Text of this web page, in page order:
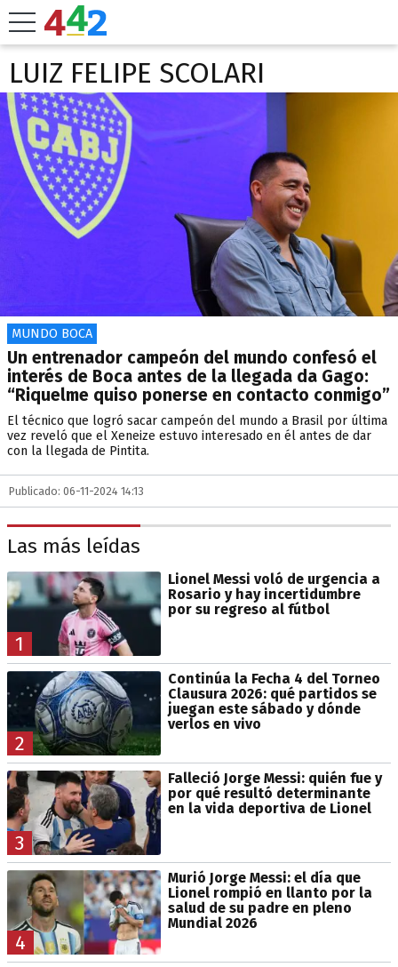
LUIZ FELIPE SCOLARI
MUNDO BOCA
Un entrenador campeón del mundo confesó el
interés de Boca antes de la llegada da Gago:
“Riquelme quiso ponerse en contacto conmigo”
El técnico que logró sacar campeón del mundo a Brasil por última
vez reveló que el Xeneize estuvo interesado en él antes de dar
con la llegada de Pintita.
Publicado: 06-11-2024 14:13
Las más leídas
1
Lionel Messi voló de urgencia a
Rosario y hay incertidumbre
por su regreso al fútbol
2
Continúa la Fecha 4 del Torneo
Clausura 2026: qué partidos se
juegan este sábado y dónde
verlos en vivo
3
Falleció Jorge Messi: quién fue y
por qué resultó determinante
en la vida deportiva de Lionel
4
Murió Jorge Messi: el día que
Lionel rompió en llanto por la
salud de su padre en pleno
Mundial 2026